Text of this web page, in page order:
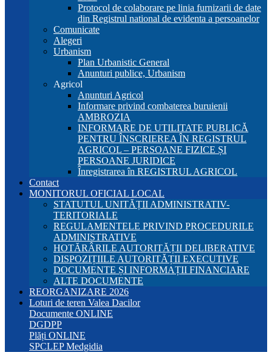
Protocol de colaborare pe linia furnizarii de date
din Registrul national de evidenta a persoanelor
Comunicate
Alegeri
Urbanism
Plan Urbanistic General
Anunturi publice, Urbanism
Agricol
Anunturi Agricol
Informare privind combaterea buruienii
AMBROZIA
INFORMARE DE UTILITATE PUBLICĂ
PENTRU ÎNSCRIEREA ÎN REGISTRUL
AGRICOL – PERSOANE FIZICE ȘI
PERSOANE JURIDICE
Înregistrarea în REGISTRUL AGRICOL
Contact
MONITORUL OFICIAL LOCAL
STATUTUL UNITĂȚII ADMINISTRATIV-
TERITORIALE
REGULAMENTELE PRIVIND PROCEDURILE
ADMINISTRATIVE
HOTĂRÂRILE AUTORITĂȚII DELIBERATIVE
DISPOZIȚIILE AUTORITĂȚII EXECUTIVE
DOCUMENTE ȘI INFORMAȚII FINANCIARE
ALTE DOCUMENTE
REORGANIZARE 2026
Loturi de teren Valea Dacilor
Documente ONLINE
DGDPP
Plăți ONLINE
SPCLEP Medgidia